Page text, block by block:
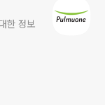
한 정보